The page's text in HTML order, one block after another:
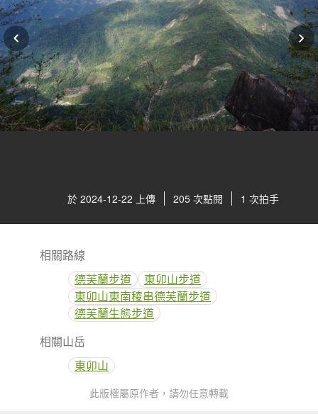
於 2024-12-22 上傳 205 次點閱 1 次拍手
相關路線
德芙蘭步道
東卯山步道
東卯山東南稜串德芙蘭步道
德芙蘭生態步道
相關山岳
東卯山
此版權屬原作者，請勿任意轉載